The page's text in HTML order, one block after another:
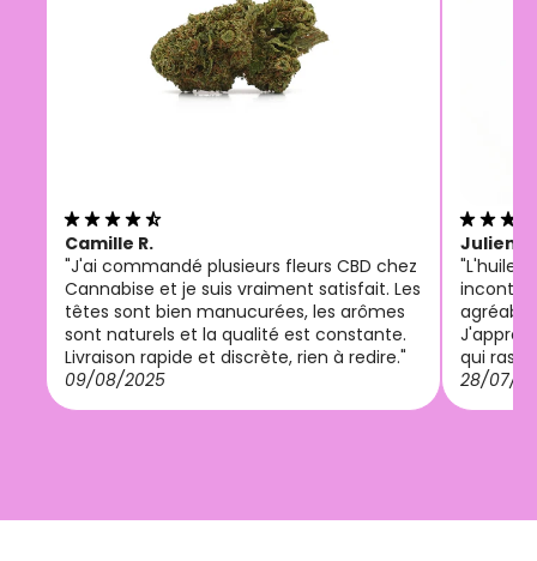
Camille R.
"J'ai commandé plusieurs fleurs CBD chez
Cannabise et je suis vraiment satisfait. Les
têtes sont bien manucurées, les arômes
sont naturels et la qualité est constante.
Livraison rapide et discrète, rien à redire."
09/08/2025
Julien
"L'huile
qui
28/07/